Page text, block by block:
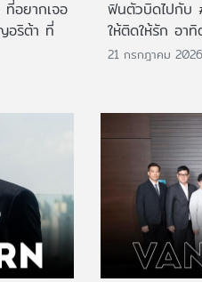
ที่อยากเจอ
อริต้า ที่
ฟินตัวบิดไปกับ
ให้ติดให้รัก อ
21 กรกฎาคม 2026